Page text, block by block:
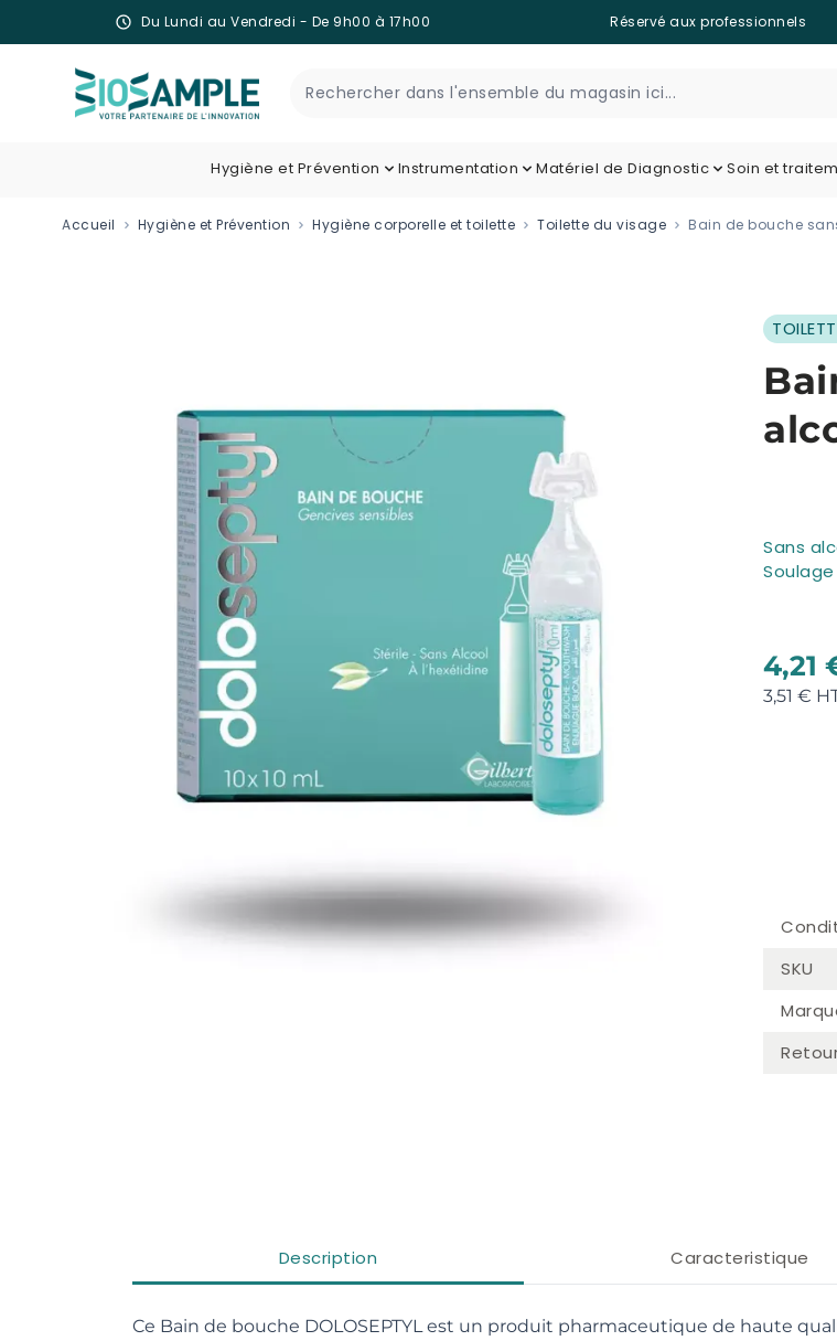
Du Lundi au Vendredi - De 9h00 à 17h00 Réservé aux professionnels
Hygiène et Prévention Instrumentation Matériel de Diagnostic Soin et
Accueil Hygiène et Prévention Hygiène corporelle et toilette Toilette du visage Bain de bouche sans
Sans
4,21
3,51 €
SKU
Description Caracteristique
Ce Bain de bouche DOLOSEPTYL est un produit pharmaceutique de haute